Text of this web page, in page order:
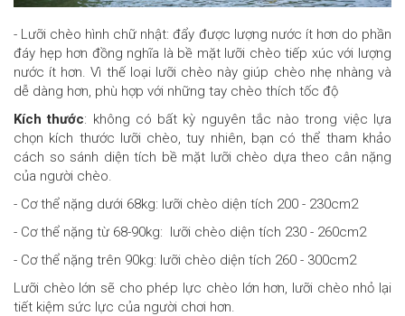
- Lưỡi chèo hình chữ nhật: đẩy được lượng nước ít hơn do phần
đáy hẹp hơn đồng nghĩa là bề mặt lưỡi chèo tiếp xúc với lượng
nước ít hơn. Vì thế loại lưỡi chèo này giúp chèo nhẹ nhàng và
dễ dàng hơn, phù hợp với những tay chèo thích tốc độ
Kích thước: không có bất kỳ nguyên tắc nào trong việc lựa
chọn kích thước lưỡi chèo, tuy nhiên, bạn có thể tham khảo
cách so sánh diện tích bề mặt lưỡi chèo dựa theo cân nặng
của người chèo.
- Cơ thể nặng dưới 68kg: lưỡi chèo diện tích 200 - 230cm2
- Cơ thể nặng từ 68-90kg: lưỡi chèo diện tích 230 - 260cm2
- Cơ thể nặng trên 90kg: lưỡi chèo diện tích 260 - 300cm2
Lưỡi chèo lớn sẽ cho phép lực chèo lớn hơn, lưỡi chèo nhỏ lại
tiết kiệm sức lực của người chơi hơn.